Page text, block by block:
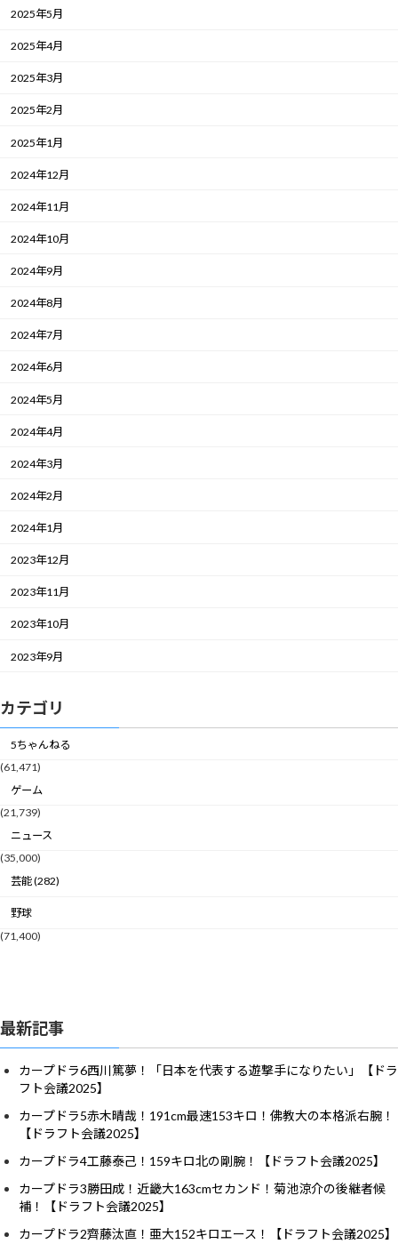
2025年5月
2025年4月
2025年3月
2025年2月
2025年1月
2024年12月
2024年11月
2024年10月
2024年9月
2024年8月
2024年7月
2024年6月
2024年5月
2024年4月
2024年3月
2024年2月
2024年1月
2023年12月
2023年11月
2023年10月
2023年9月
カテゴリ
5ちゃんねる
(61,471)
ゲーム
(21,739)
ニュース
(35,000)
芸能 (282)
野球
(71,400)
最新記事
カープドラ6西川篤夢！「日本を代表する遊撃手になりたい」【ドラ
フト会議2025】
カープドラ5赤木晴哉！191cm最速153キロ！佛教大の本格派右腕！
【ドラフト会議2025】
カープドラ4工藤泰己！159キロ北の剛腕！【ドラフト会議2025】
カープドラ3勝田成！近畿大163cmセカンド！菊池涼介の後継者候
補！【ドラフト会議2025】
カープドラ2齊藤汰直！亜大152キロエース！【ドラフト会議2025】